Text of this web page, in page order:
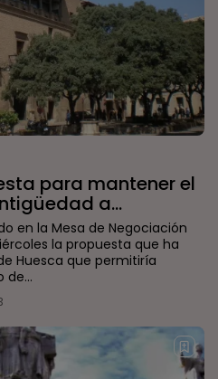
para mantener el
a...
en la Mesa de Negociación
la propuesta que ha
Huesca que permitiría